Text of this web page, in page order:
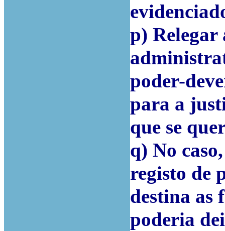
p) Relegar
poder-
para a
que se
q) No
registo de
destina as
poderia